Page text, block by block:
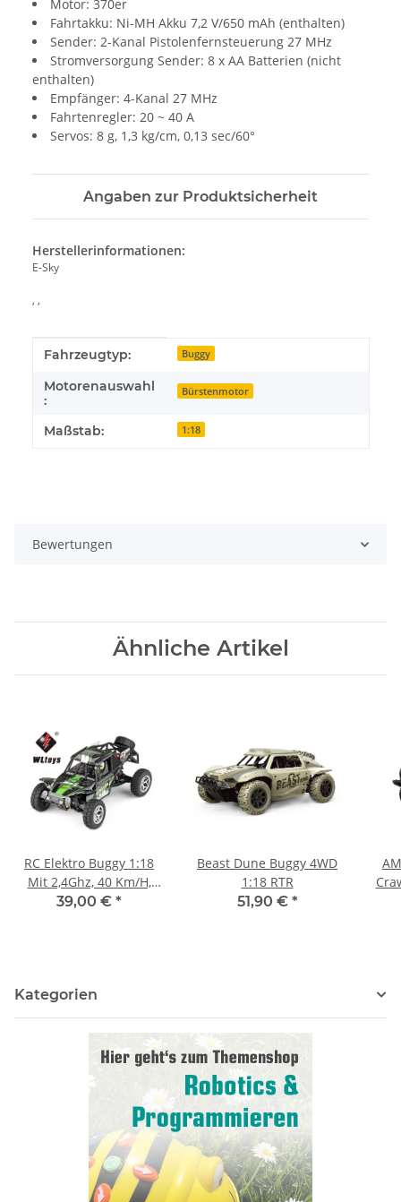
Motor: 370er
Fahrtakku: Ni-MH Akku 7,2 V/650 mAh (enthalten)
Sender: 2-Kanal Pistolenfernsteuerung 27 MHz
Stromversorgung Sender: 8 x AA Batterien (nicht
enthalten)
Empfänger: 4-Kanal 27 MHz
Fahrtenregler: 20 ~ 40 A
Servos: 8 g, 1,3 kg/cm, 0,13 sec/60°
Angaben zur Produktsicherheit
Herstellerinformationen:
E-Sky
, ,
Produkteigenschaft
Wert
Fahrzeugtyp: Buggy
Motorenauswahl
:
Bürstenmotor
Maßstab: 1:18
Bewertungen
Ähnliche Artikel
RC Elektro Buggy 1:18
Mit 2,4Ghz, 40 Km/H,
Allradantrieb "WL 8429"
39,00 € *
Beast Dune Buggy 4WD
1:18 RTR
51,90 € *
Kategorien